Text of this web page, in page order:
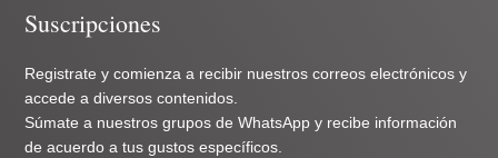
Suscripciones
Registrate y comienza a recibir nuestros correos electrónicos y
accede a diversos contenidos.
Súmate a nuestros grupos de WhatsApp y recibe información
de acuerdo a tus gustos específicos.